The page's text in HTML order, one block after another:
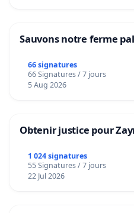
Sauvons notre ferme
66 signatures
66 Signatures / 7 jours
5 Aug 2026
Obtenir justice pour
1 024 signatures
55 Signatures / 7 jours
22 Jul 2026